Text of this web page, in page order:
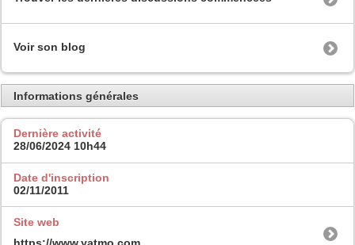
Voir son blog
Informations générales
Dernière activité
28/06/2024 10h44
Date d'inscription
02/11/2011
Site web